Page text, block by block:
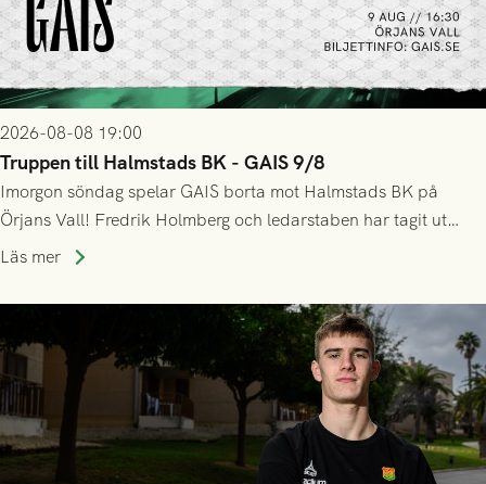
2026-08-08 19:00
Truppen till Halmstads BK - GAIS 9/8
Imorgon söndag spelar GAIS borta mot Halmstads BK på
Örjans Vall! Fredrik Holmberg och ledarstaben har tagit ut
följande trupp till matchen:
Läs mer